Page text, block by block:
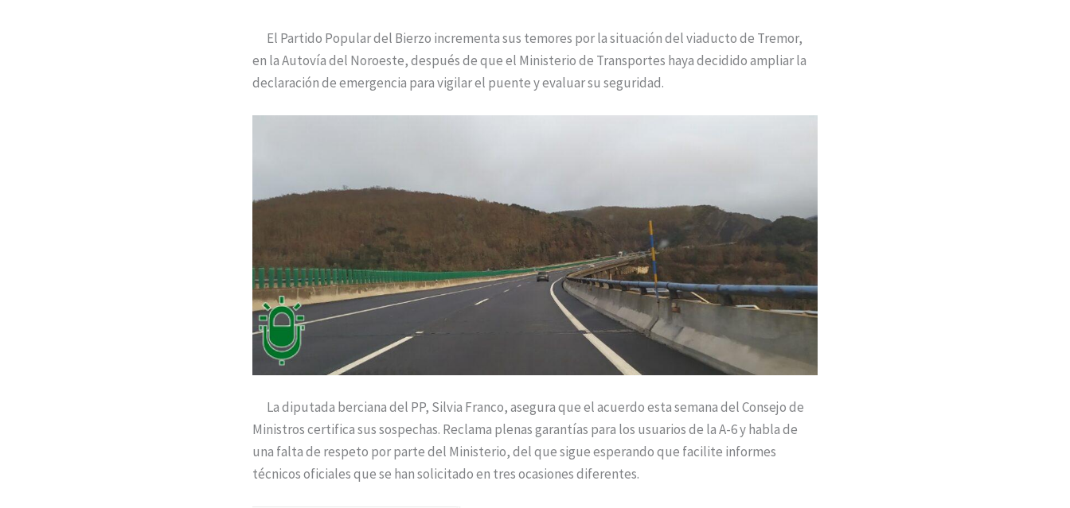
El Partido Popular del Bierzo incrementa sus temores por la situación del viaducto de Tremor,
en la Autovía del Noroeste, después de que el Ministerio de Transportes haya decidido ampliar la
declaración de emergencia para vigilar el puente y evaluar su seguridad.
La diputada berciana del PP, Silvia Franco, asegura que el acuerdo esta semana del Consejo de
Ministros certifica sus sospechas. Reclama plenas garantías para los usuarios de la A-6 y habla de
una falta de respeto por parte del Ministerio, del que sigue esperando que facilite informes
técnicos oficiales que se han solicitado en tres ocasiones diferentes.